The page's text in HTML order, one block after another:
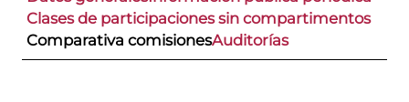
Clases de participaciones sin compartimentos
Comparativa comisionesAuditorías